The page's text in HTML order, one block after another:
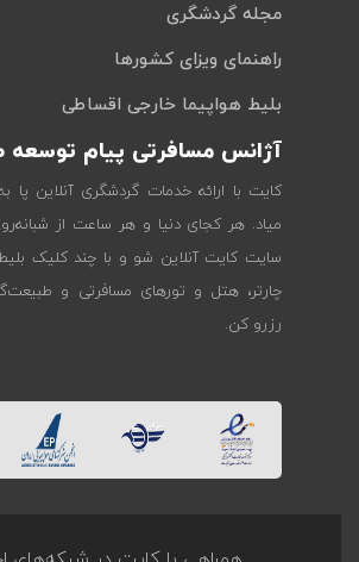
مجله گردشگری
راهنمای ویزای کشورها
بلیط هواپیما خارجی اقساطی
آژانس مسافرتی پیام توسعه
کایت با ارائه خدمات گردشگری آنلاین پا
میاد. هر کجای دنیا و هر ساعت از
سایت کایت آنلاین شو و با چند کلیک بلیط
چارتر، هتل و تورهای مسافرتی و
رزرو کن.